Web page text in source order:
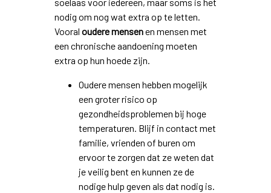
soelaas voor iedereen, maar soms is het
nodig om nog wat extra op te letten.
Vooral oudere mensenen mensen met
een chronische aandoening moeten
extra op hun hoede zijn.
Oudere mensen hebben mogelijk
een groter risico op
gezondheidsproblemen bij hoge
temperaturen. Blijf in contact met
familie, vrienden of buren om
ervoor te zorgen dat ze weten dat
je veilig bent en kunnen ze de
nodige hulp geven als dat nodig is.